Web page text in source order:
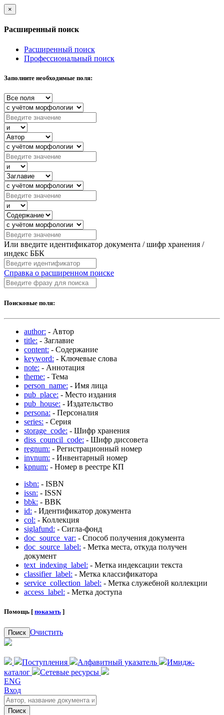
×
Расширенный поиск
Расширенный поиск
Профессиональный поиск
Заполните необходимые поля:
Или введите идентификатор документа / шифр хранения /
индекс ББК
Справка о расширенном поиске
Поисковые поля:
author: - Автор
title: - Заглавие
content: - Содержание
keyword: - Ключевые слова
note: - Аннотация
theme: - Тема
person_name: - Имя лица
pub_place: - Место издания
pub_house: - Издательство
persona: - Персоналия
series: - Серия
storage_code: - Шифр хранения
diss_council_code: - Шифр диссовета
regnum: - Регистрационный номер
invnum: - Инвентарный номер
kpnum: - Номер в реестре КП
isbn: - ISBN
issn: - ISSN
bbk: - BBK
id: - Идентификатор документа
col: - Коллекция
siglafund: - Сигла-фонд
doc_source_var: - Способ получения документа
doc_source_label: - Метка места, откуда получен
документ
text_indexing_label: - Метка индексации текста
classifier_label: - Метка классификатора
service_collection_label: - Метка служебной коллекции
access_label: - Метка доступа
Помощь [ показать ]
Поиск Очистить
Поступления Алфавитный указатель
Имидж-
каталог
Сетевые ресурсы
ENG
Вход
Поиск